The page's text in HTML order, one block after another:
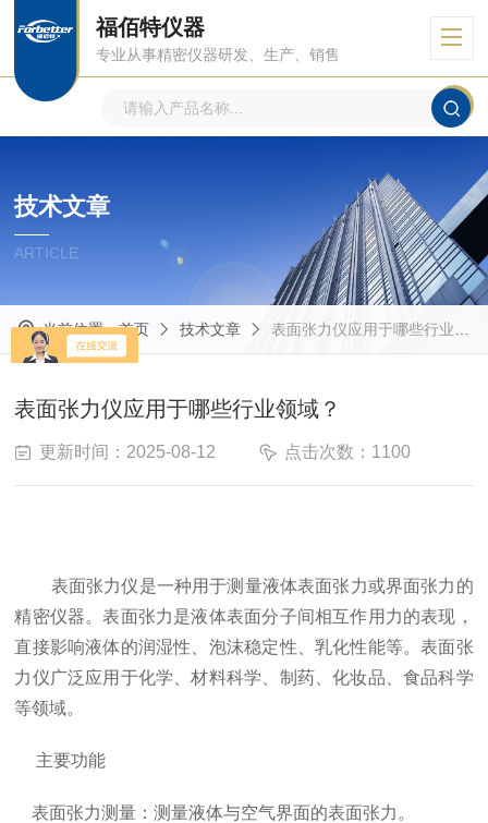
福佰特仪器
专业从事精密仪器研发、生产、销售
技术文章
ARTICLE
当前位置：首页 技术文章 表面张力仪应用于哪些行业领域？
表面张力仪应用于哪些行业领域？
更新时间：2025-08-12 点击次数：1100
表面张力仪是一种用于测量液体表面张力或界面张力的
精密仪器。表面张力是液体表面分子间相互作用力的表现，
直接影响液体的润湿性、泡沫稳定性、乳化性能等。表面张
力仪广泛应用于化学、材料科学、制药、化妆品、食品科学
等领域。
主要功能
表面张力测量：测量液体与空气界面的表面张力。